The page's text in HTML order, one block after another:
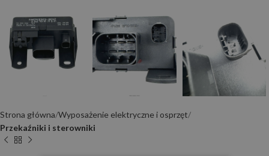
Strona główna Wyposażenie elektryczne i osprzęt
Przekaźniki i sterowniki